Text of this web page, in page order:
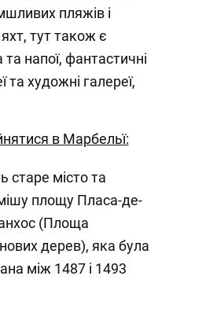
пляжів і
тут також є
напої, фантастичні
та художні галереї,
в Марбельї:
старе місто та
площу Пласа-де-
(Площа
дерев), яка була
між 1487 і 1493